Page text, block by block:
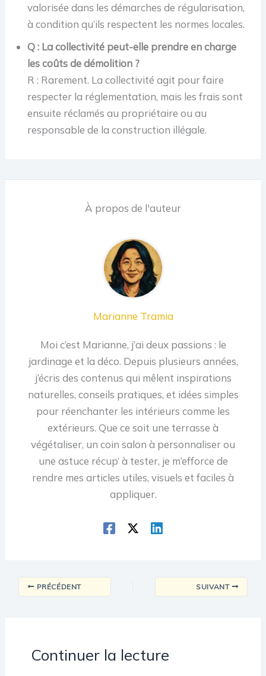
valorisée dans les démarches de régularisation,
à condition qu’ils respectent les normes locales.
Q : La collectivité peut-elle prendre en charge
les coûts de démolition ?
R : Rarement. La collectivité agit pour faire
respecter la réglementation, mais les frais sont
ensuite réclamés au propriétaire ou au
responsable de la construction illégale.
À propos de l'auteur
Marianne Tramia
Moi c’est Marianne, j’ai deux passions : le
jardinage et la déco. Depuis plusieurs années,
j’écris des contenus qui mêlent inspirations
naturelles, conseils pratiques, et idées simples
pour réenchanter les intérieurs comme les
extérieurs. Que ce soit une terrasse à
végétaliser, un coin salon à personnaliser ou
une astuce récup’ à tester, je m’efforce de
rendre mes articles utiles, visuels et faciles à
appliquer.
PRÉCÉDENT SUIVANT
Continuer la lecture